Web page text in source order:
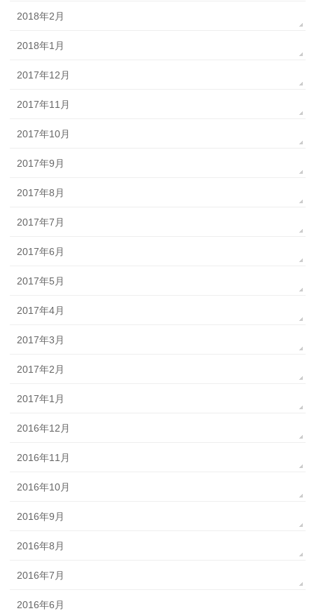
2018年2月
2018年1月
2017年12月
2017年11月
2017年10月
2017年9月
2017年8月
2017年7月
2017年6月
2017年5月
2017年4月
2017年3月
2017年2月
2017年1月
2016年12月
2016年11月
2016年10月
2016年9月
2016年8月
2016年7月
2016年6月